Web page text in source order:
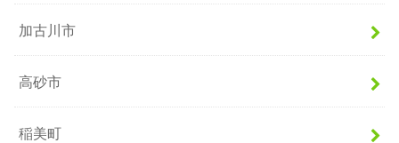
加古川市
高砂市
稲美町